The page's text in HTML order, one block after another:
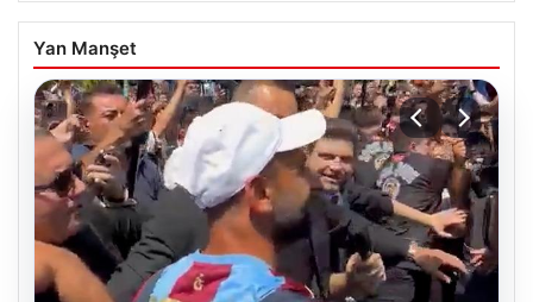
Yan Manşet